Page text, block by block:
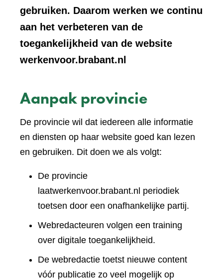
gebruiken. Daarom werken we continu
aan het verbeteren van de
toegankelijkheid van de website
werkenvoor.brabant.nl
Aanpak provincie
De provincie wil dat iedereen alle informatie
en diensten op haar website goed kan lezen
en gebruiken. Dit doen we als volgt:
De provincie
laatwerkenvoor.brabant.nl periodiek
toetsen door een onafhankelijke partij.
Webredacteuren volgen een training
over digitale toegankelijkheid.
De webredactie toetst nieuwe content
vóór publicatie zo veel mogelijk op